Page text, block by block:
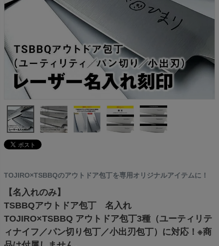
TOJIRO×TSBBQのアウトドア包丁を専用オリジナルアイテムに！
【名入れのみ】
TSBBQアウトドア包丁 名入れ
TOJIRO×TSBBQ アウトドア包丁3種（ユーティリテ
ィナイフ／パン切り包丁／小出刃包丁）に対応！※商